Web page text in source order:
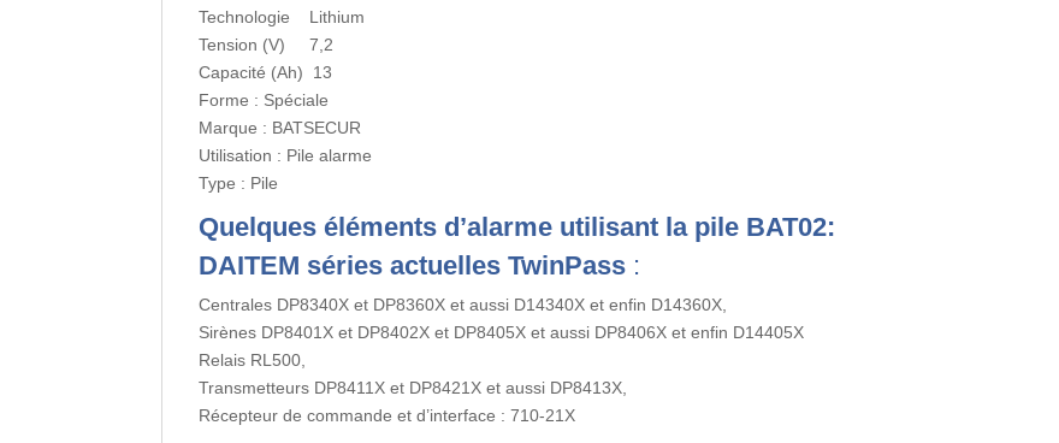
Technologie Lithium
Tension (V) 7,2
Capacité (Ah) 13
Forme : Spéciale
Marque : BATSECUR
Utilisation : Pile alarme
Type : Pile
Quelques éléments d’alarme utilisant la pile BAT02:
DAITEM séries actuelles TwinPass :
Centrales DP8340X et DP8360X et aussi D14340X et enfin D14360X,
Sirènes DP8401X et DP8402X et DP8405X et aussi DP8406X et enfin D14405X
Relais RL500,
Transmetteurs DP8411X et DP8421X et aussi DP8413X,
Récepteur de commande et d’interface : 710-21X